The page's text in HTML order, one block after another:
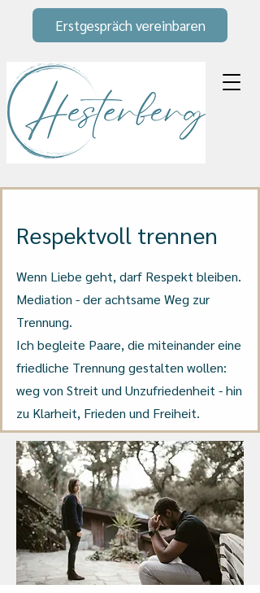
Erstgespräch vereinbaren
Respektvoll trennen
Wenn Liebe geht, darf Respekt bleiben.
Mediation - der achtsame Weg zur
Trennung.
Ich begleite Paare, die miteinander eine
friedliche Trennung gestalten wollen:
weg von Streit und Unzufriedenheit - hin
zu Klarheit, Frieden und Freiheit.